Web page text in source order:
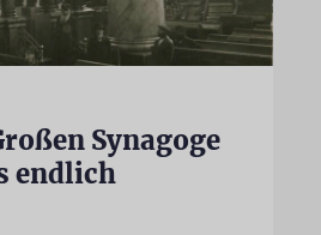
Synagoge
endlich